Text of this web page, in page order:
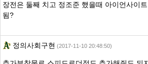
장전은 둘째 치고 정조준 했을때 아이언사이
됨?
정의사회구현 (2017-11-10 20:48:50)